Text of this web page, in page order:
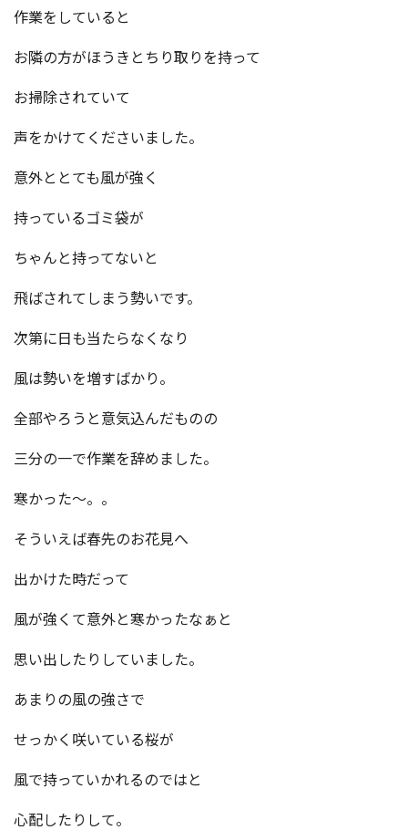
作業をしていると
お隣の方がほうきとちり取りを持って
お掃除されていて
声をかけてくださいました。
意外ととても風が強く
持っているゴミ袋が
ちゃんと持ってないと
飛ばされてしまう勢いです。
次第に日も当たらなくなり
風は勢いを増すばかり。
全部やろうと意気込んだものの
三分の一で作業を辞めました。
寒かった～。。
そういえば春先のお花見へ
出かけた時だって
風が強くて意外と寒かったなぁと
思い出したりしていました。
あまりの風の強さで
せっかく咲いている桜が
風で持っていかれるのではと
心配したりして。